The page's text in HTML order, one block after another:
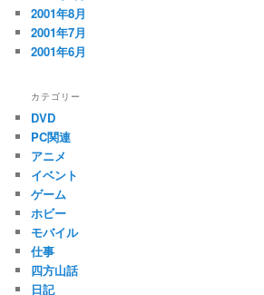
2001年8月
2001年7月
2001年6月
カテゴリー
DVD
PC関連
アニメ
イベント
ゲーム
ホビー
モバイル
仕事
四方山話
日記